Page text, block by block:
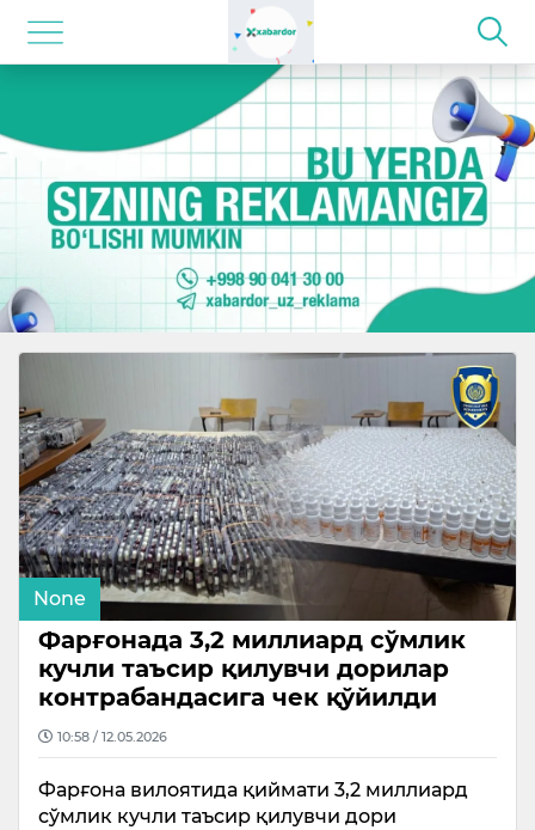
None
Фарғонада 3,2 миллиард сўмлик
кучли таъсир қилувчи дорилар
контрабандасига чек қўйилди
10:58 / 12.05.2026
Фарғона вилоятида қиймати 3,2 миллиард
сўмлик кучли таъсир қилувчи дори